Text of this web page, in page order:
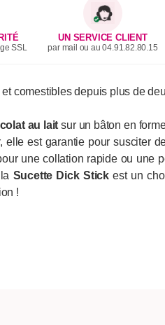
SSL
UN SERVICE CLIENT
par mail ou au 04.91.82.80.15
comestibles depuis plus de
au lait sur un bâton en
est garantie pour susciter
une collation rapide ou une
Sucette Dick Stick est un
!